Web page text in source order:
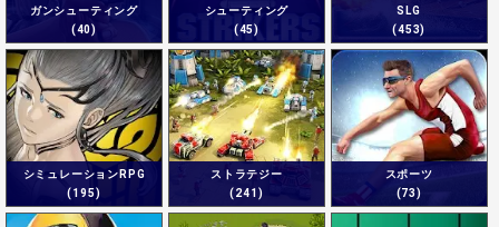
ガンシューティング
(40)
シューティング
(45)
SLG
(453)
シミュレーションRPG
(195)
ストラテジー
(241)
スポーツ
(73)